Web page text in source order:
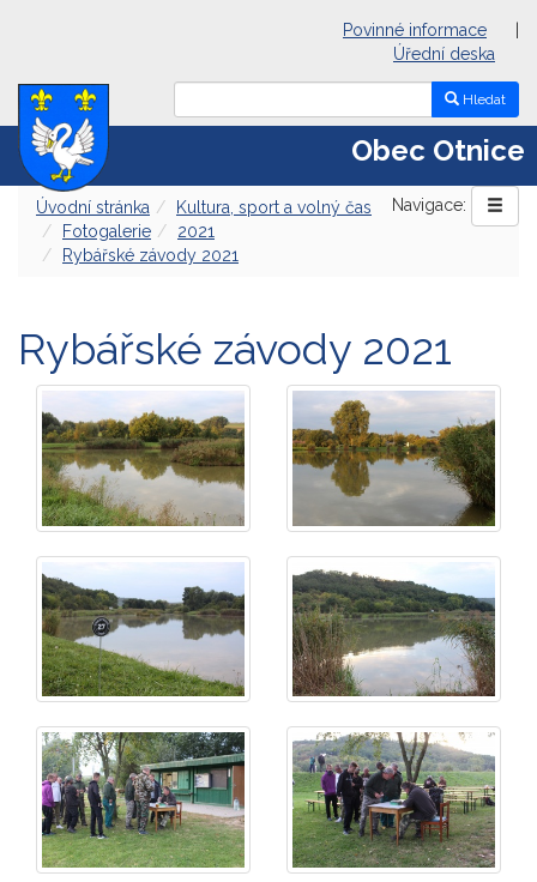
Povinné informace
Úřední deska
Hledat
Obec Otnice
Navigace:
Úvodní stránka
Kultura, sport a volný čas
Fotogalerie
2021
Rybářské závody 2021
Rybářské závody 2021